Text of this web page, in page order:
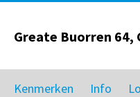
Greate Buorren 64,
Kenmerken Info